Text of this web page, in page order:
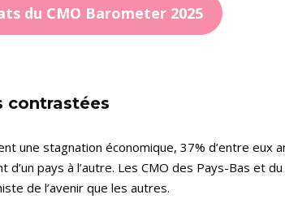
du CMO Barometer 2025
contrastées
une stagnation économique, 37% d’entre eux
pays à l’autre. Les CMO des Pays-Bas et
de l’avenir que les autres.